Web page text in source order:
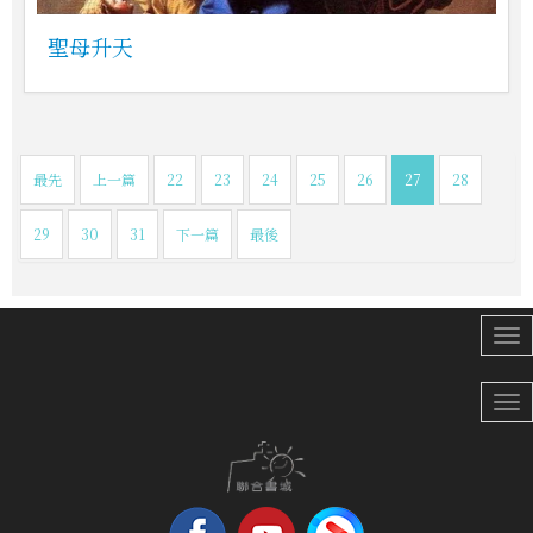
聖母升天
最先 上一篇 22 23 24 25 26 27 28
29 30 31 下一篇 最後